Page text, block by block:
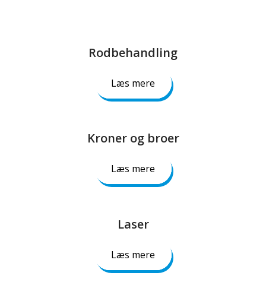
Rodbehandling​
Læs mere
Kroner og broer​
Læs mere
Laser​
Læs mere